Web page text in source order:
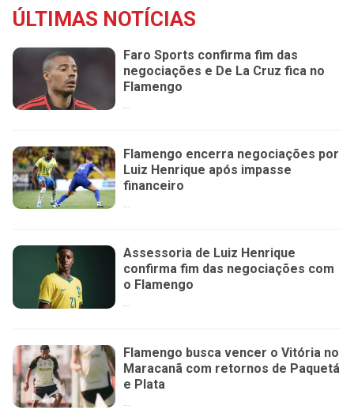
ÚLTIMAS NOTÍCIAS
Faro Sports confirma fim das
negociações e De La Cruz fica no
Flamengo
...
Flamengo encerra negociações por
Luiz Henrique após impasse
financeiro
...
Assessoria de Luiz Henrique
confirma fim das negociações com
o Flamengo
...
Flamengo busca vencer o Vitória no
Maracanã com retornos de Paquetá
e Plata